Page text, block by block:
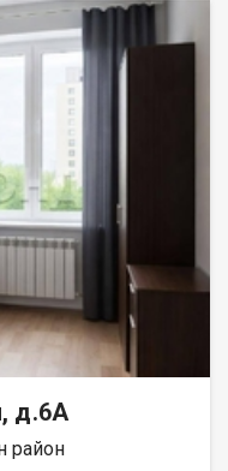
города. Любителям
хоккейной коробки (5
пешком). Один
Вся мебель
сразу же
погреб. Хотите
Код пользователя:
д.6А
район